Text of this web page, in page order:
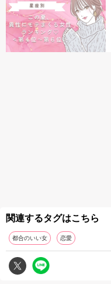
関連するタグはこちら
都合のいい女 恋愛